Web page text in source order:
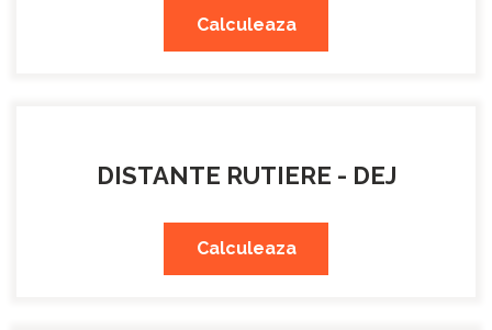
Calculeaza
DISTANTE RUTIERE - DEJ
Calculeaza